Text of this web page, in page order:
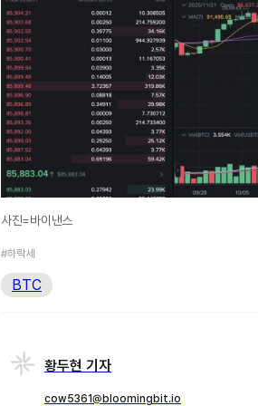
사진=바이낸스
#하락세
BTC
황두현 기자
cow5361@bloomingbit.io